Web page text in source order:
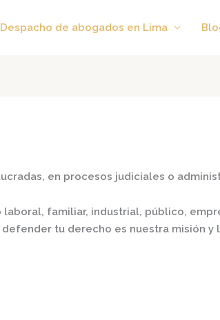
Despacho de abogados en Lima
en procesos judiciales o
laboral, familiar, industrial, público,
tu derecho es nuestra misión y